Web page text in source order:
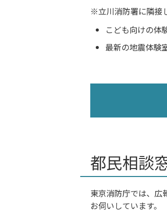
立川消防署に隣接
こども向けの体
最新の地震体験
都民相談
東京消防庁では、広
お伺いしています。